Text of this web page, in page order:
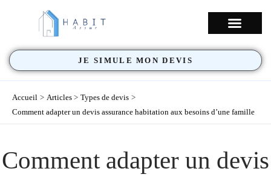
contenu
JE SIMULE MON DEVIS
Accueil Articles
Types de devis
Comment adapter un devis assurance habitation aux besoins d’une famille
Comment adapter un devis